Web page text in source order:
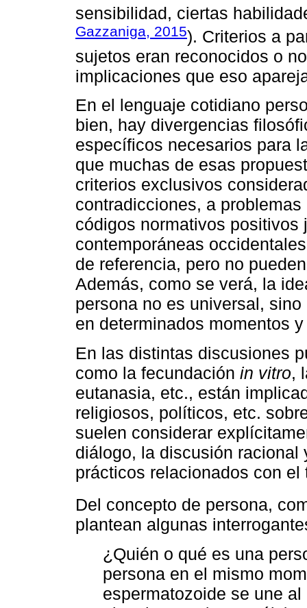
sensibilidad, ciertas
Gazzaniga, 2015). Criterios a
sujetos eran reconocidos o
implicaciones que eso
En el lenguaje cotidiano
bien, hay divergencias
específicos necesarios para
que muchas de esas
criterios exclusivos
contradicciones, a
códigos normativos
contemporáneas
de referencia, pero no
Además, como se verá, la
persona no es universal,
en determinados momentos
En las distintas discusiones
como la fecundación in vitro,
eutanasia, etc., están
religiosos, políticos, etc.
suelen considerar
diálogo, la discusión
prácticos relacionados con el
Del concepto de persona,
plantean algunas
¿Quién o qué es una
persona en el mismo
espermatozoide se une